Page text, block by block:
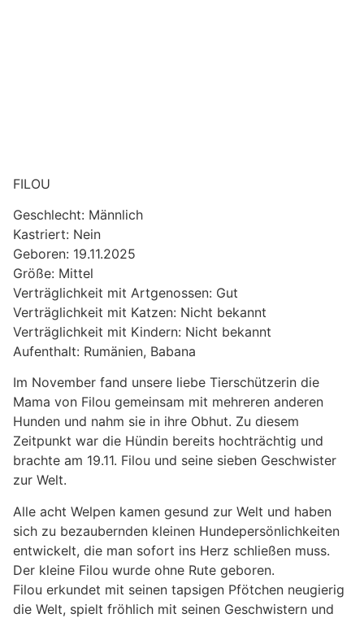
FILOU
Geschlecht: Männlich
Kastriert: Nein
Geboren: 19.11.2025
Größe: Mittel
Verträglichkeit mit Artgenossen: Gut
Verträglichkeit mit Katzen: Nicht bekannt
Verträglichkeit mit Kindern: Nicht bekannt
Aufenthalt: Rumänien, Babana
Im November fand unsere liebe Tierschützerin die
Mama von Filou gemeinsam mit mehreren anderen
Hunden und nahm sie in ihre Obhut. Zu diesem
Zeitpunkt war die Hündin bereits hochträchtig und
brachte am 19.11. Filou und seine sieben Geschwister
zur Welt.
Alle acht Welpen kamen gesund zur Welt und haben
sich zu bezaubernden kleinen Hundepersönlichkeiten
entwickelt, die man sofort ins Herz schließen muss.
Der kleine Filou wurde ohne Rute geboren.
Filou erkundet mit seinen tapsigen Pfötchen neugierig
die Welt, spielt fröhlich mit seinen Geschwistern und